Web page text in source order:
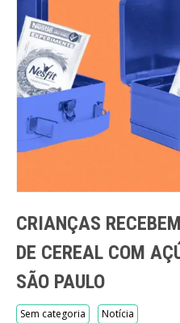
CRIANÇAS
DE CEREAL COM
SÃO PAULO
Sem categoria Notícia